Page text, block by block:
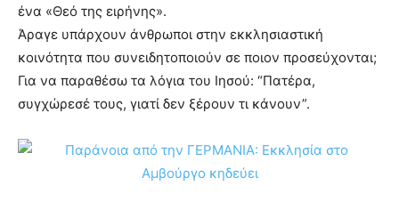
ένα «Θεό της ειρήνης».
Άραγε υπάρχουν άνθρωποι στην εκκλησιαστική
κοινότητα που συνειδητοποιούν σε ποιον προσεύχονται;
Για να παραθέσω τα λόγια του Ιησού: “Πατέρα,
συγχώρεσέ τους, γιατί δεν ξέρουν τι κάνουν”.